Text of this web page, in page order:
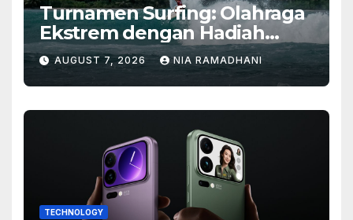
Turnamen Surfing: Olahraga
Ekstrem dengan Hadiah
Besar
AUGUST 7, 2026 NIA RAMADHANI
TECHNOLOGY